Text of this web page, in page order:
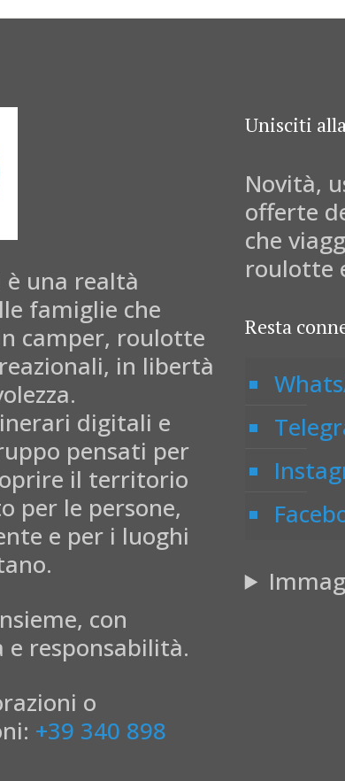
è una realtà
famiglie che
camper, roulotte
in libertà
digitali e
pensati per
il territorio
per le persone,
e per i luoghi
con
responsabilità.
o
+39 340 898
Unisciti
Novità,
offerte
che
roulotte
Resta